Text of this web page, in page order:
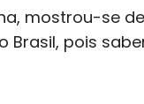
mostrou-se
pois